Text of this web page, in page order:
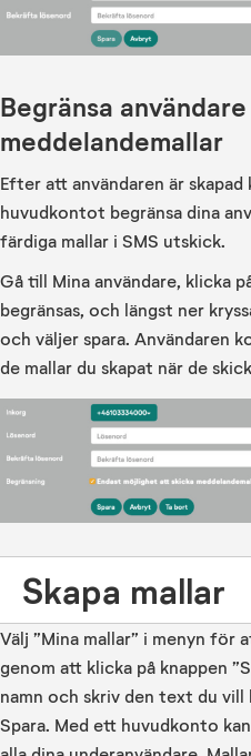
Begränsa
meddelandemallar
Efter att användaren är
huvudkontot begränsa dina
färdiga mallar i SMS utskick.
Gå till Mina användare, klicka
begränsas, och längst ner
och väljer spara. Användaren
de mallar du skapat när de
Skapa mallar
Välj ”Mina mallar” i menyn för
genom att klicka på knappen
namn och skriv den text du
Spara. Med ett huvudkonto